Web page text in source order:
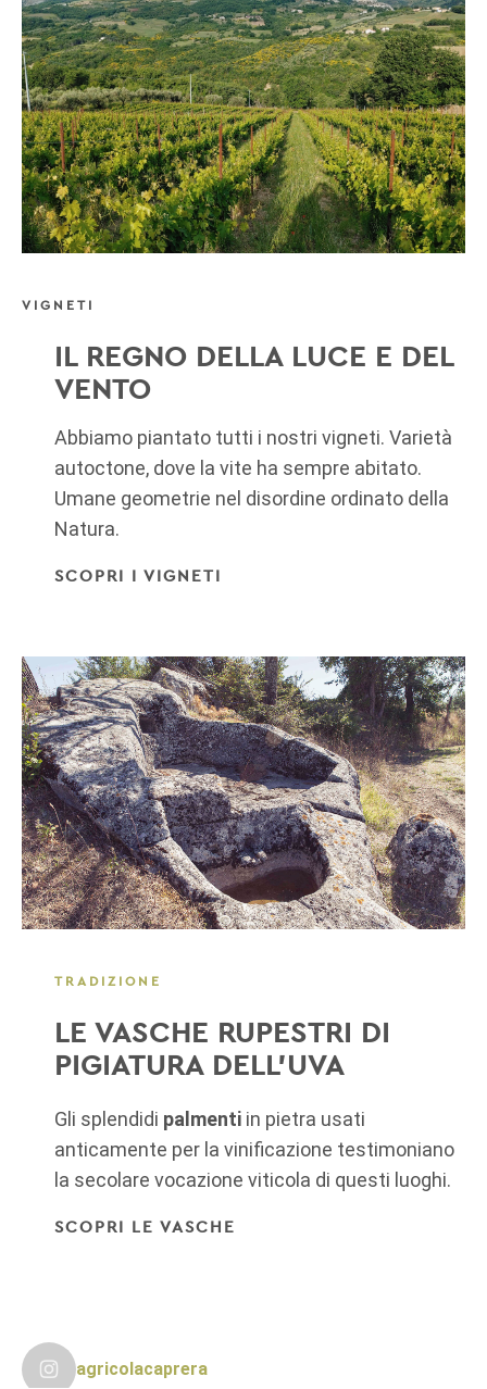
VIGNETI
IL REGNO DELLA LUCE E DEL
VENTO
Abbiamo piantato tutti i nostri vigneti. Varietà
autoctone, dove la vite ha sempre abitato.
Umane geometrie nel disordine ordinato della
Natura.
SCOPRI I VIGNETI
TRADIZIONE
LE VASCHE RUPESTRI DI
PIGIATURA DELL'UVA
Gli splendidi palmenti in pietra usati
anticamente per la vinificazione testimoniano
la secolare vocazione viticola di questi luoghi.
SCOPRI LE VASCHE
agricolacaprera